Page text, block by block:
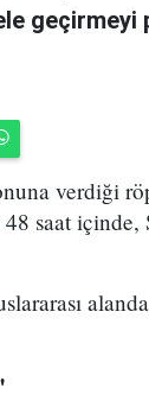
geçirmeyi
verdiği
saat içinde,